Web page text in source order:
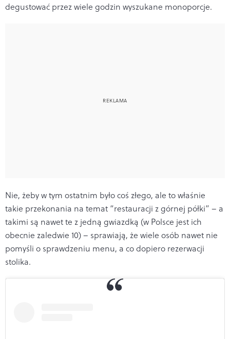
degustować przez wiele godzin wyszukane monoporcje.
Nie, żeby w tym ostatnim było coś złego, ale to właśnie
takie przekonania na temat “restauracji z górnej półki” – a
takimi są nawet te z jedną gwiazdką (w Polsce jest ich
obecnie zaledwie 10) – sprawiają, że wiele osób nawet nie
pomyśli o sprawdzeniu menu, a co dopiero rezerwacji
stolika.